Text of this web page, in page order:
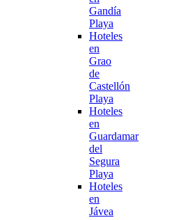
Gandía
Playa
Hoteles
en
Grao
de
Castellón
Playa
Hoteles
en
Guardamar
del
Segura
Playa
Hoteles
en
Jávea